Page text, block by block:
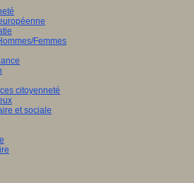
Femmes
citoyenneté
et sociale